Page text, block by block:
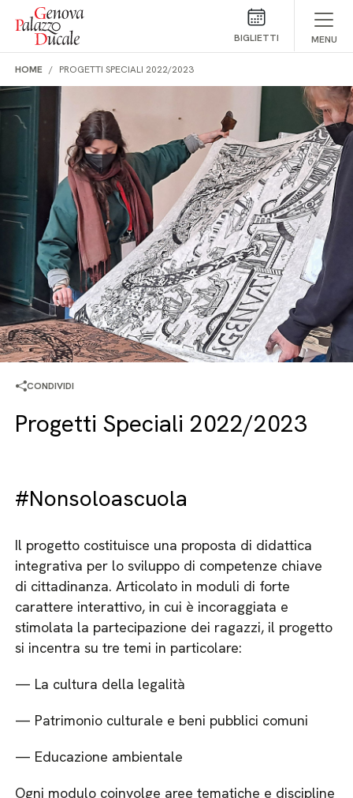
Salta al contenuto
BIGLIETTI MENU
HOME PROGETTI SPECIALI 2022/2023
CONDIVIDI
Progetti Speciali 2022/2023
#Nonsoloascuola
Il progetto costituisce una proposta di didattica
integrativa per lo sviluppo di competenze chiave
di cittadinanza. Articolato in moduli di forte
carattere interattivo, in cui è incoraggiata e
stimolata la partecipazione dei ragazzi, il progetto
si incentra su tre temi in particolare:
— La cultura della legalità
— Patrimonio culturale e beni pubblici comuni
— Educazione ambientale
Ogni modulo coinvolge aree tematiche e discipline